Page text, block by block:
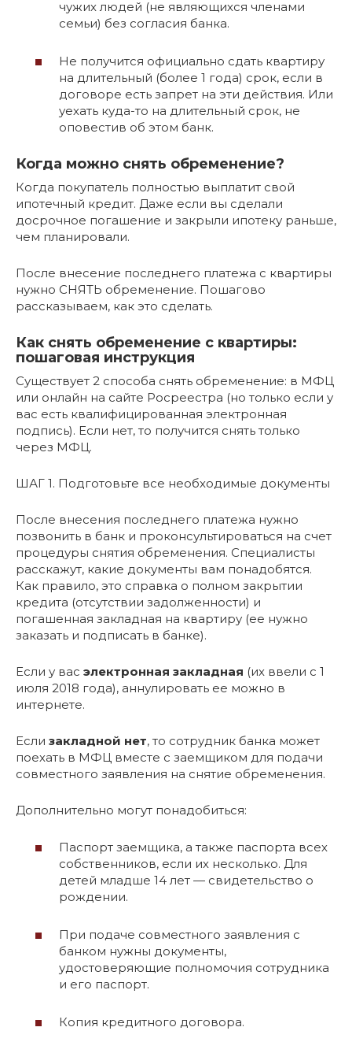
чужих людей (не являющихся членами
семьи) без согласия банка.
Не получится официально сдать квартиру
на длительный (более 1 года) срок, если в
договоре есть запрет на эти действия. Или
уехать куда-то на длительный срок, не
оповестив об этом банк.
Когда можно снять обременение?
Когда покупатель полностью выплатит свой
ипотечный кредит. Даже если вы сделали
досрочное погашение и закрыли ипотеку раньше,
чем планировали.
После внесение последнего платежа с квартиры
нужно СНЯТЬ обременение. Пошагово
рассказываем, как это сделать.
Как снять обременение с квартиры:
пошаговая инструкция
Существует 2 способа снять обременение: в МФЦ
или онлайн на сайте Росреестра (но только если у
вас есть квалифицированная электронная
подпись). Если нет, то получится снять только
через МФЦ.
ШАГ 1. Подготовьте все необходимые документы
После внесения последнего платежа нужно
позвонить в банк и проконсультироваться на счет
процедуры снятия обременения. Специалисты
расскажут, какие документы вам понадобятся.
Как правило, это справка о полном закрытии
кредита (отсутствии задолженности) и
погашенная закладная на квартиру (ее нужно
заказать и подписать в банке).
Если у вас электронная закладная (их ввели с 1
июля 2018 года), аннулировать ее можно в
интернете.
Если закладной нет, то сотрудник банка может
поехать в МФЦ вместе с заемщиком для подачи
совместного заявления на снятие обременения.
Дополнительно могут понадобиться:
Паспорт заемщика, а также паспорта всех
собственников, если их несколько. Для
детей младше 14 лет — свидетельство о
рождении.
При подаче совместного заявления с
банком нужны документы,
удостоверяющие полномочия сотрудника
и его паспорт.
Копия кредитного договора.